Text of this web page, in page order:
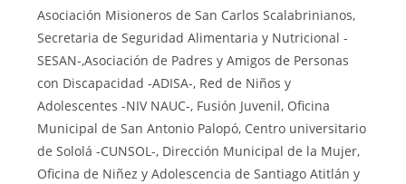
Asociación Misioneros de San Carlos Scalabrinianos,
Secretaria de Seguridad Alimentaria y Nutricional -
SESAN-,Asociación de Padres y Amigos de Personas
con Discapacidad -ADISA-, Red de Niños y
Adolescentes -NIV NAUC-, Fusión Juvenil, Oficina
Municipal de San Antonio Palopó, Centro universitario
de Sololá -CUNSOL-, Dirección Municipal de la Mujer,
Oficina de Niñez y Adolescencia de Santiago Atitlán y